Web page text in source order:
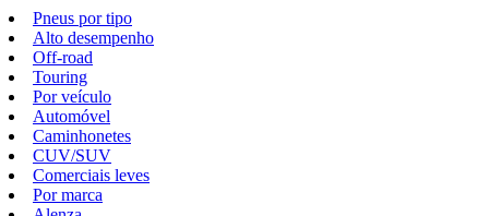
Pneus por tipo
Alto desempenho
Off-road
Touring
Por veículo
Automóvel
Caminhonetes
CUV/SUV
Comerciais leves
Por marca